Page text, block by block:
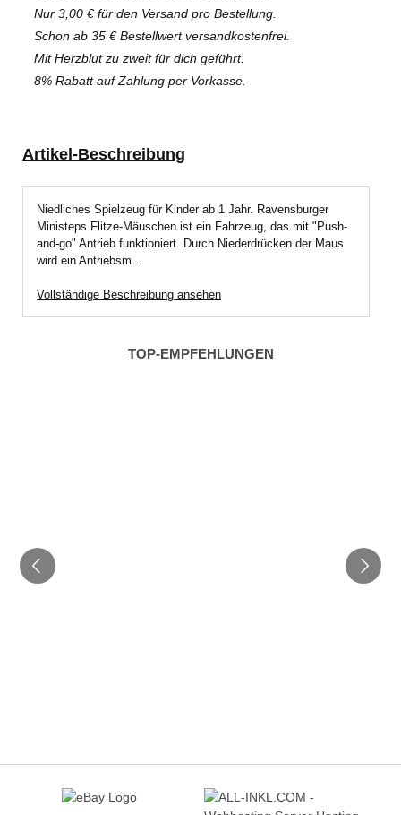
Nur 3,00 € für den Versand pro Bestellung.
Schon ab 35 € Bestellwert versandkostenfrei.
Mit Herzblut zu zweit für dich geführt.
8% Rabatt auf Zahlung per Vorkasse.
Artikel-Beschreibung
Niedliches Spielzeug für Kinder ab 1 Jahr. Ravensburger
Ministeps Flitze-Mäuschen ist ein Fahrzeug, das mit "Push-
and-go" Antrieb funktioniert. Durch Niederdrücken der Maus
wird ein Antriebsm…
Vollständige Beschreibung ansehen
TOP-EMPFEHLUNGEN